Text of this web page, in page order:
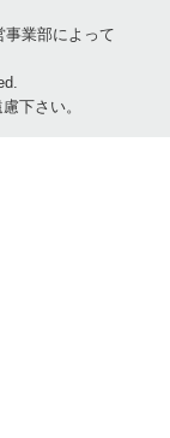
事業部によって
下さい。